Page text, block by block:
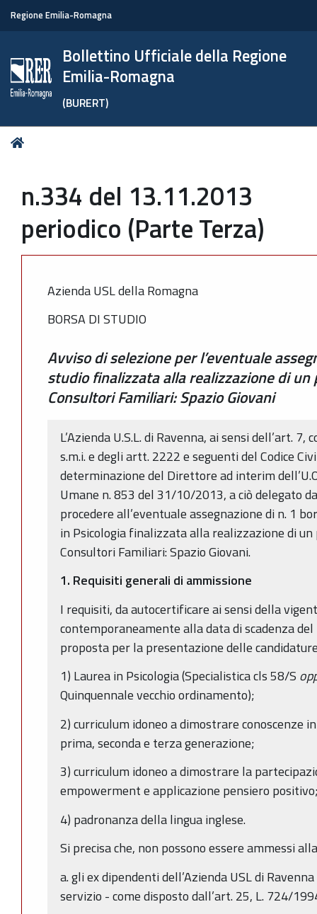
Regione Emilia-Romagna
Bollettino Ufficiale della Regione
Emilia-Romagna
(BURERT)
Tu
n.334 del 13.11.2013
periodico (Parte Terza)
Azienda USL della Romagna
BORSA DI STUDIO
Avviso di selezione per l’eventuale
studio finalizzata alla realizzazione di
Consultori Familiari: Spazio Giovani
L’Azienda U.S.L. di Ravenna, ai sensi dell’art.
s.m.i. e degli artt. 2222 e seguenti del Codice
determinazione del Direttore ad interim
Umane n. 853 del 31/10/2013, a ciò delegato
procedere all’eventuale assegnazione di n. 1
in Psicologia finalizzata alla realizzazione di
Consultori Familiari: Spazio Giovani.
1. Requisiti generali di ammissione
I requisiti, da autocertificare ai sensi della
contemporaneamente alla data di scadenza
proposta per la presentazione delle
1) Laurea in Psicologia (Specialistica cls 58/S
Quinquennale vecchio ordinamento);
2) curriculum idoneo a dimostrare conoscenze
prima, seconda e terza generazione;
3) curriculum idoneo a dimostrare la
empowerment e applicazione pensiero
4) padronanza della lingua inglese.
Si precisa che, non possono essere ammessi
a. gli ex dipendenti dell’Azienda USL di
servizio - come disposto dall’art. 25, L. 724/